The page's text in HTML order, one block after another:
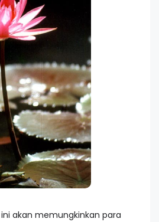
akan memungkinkan para